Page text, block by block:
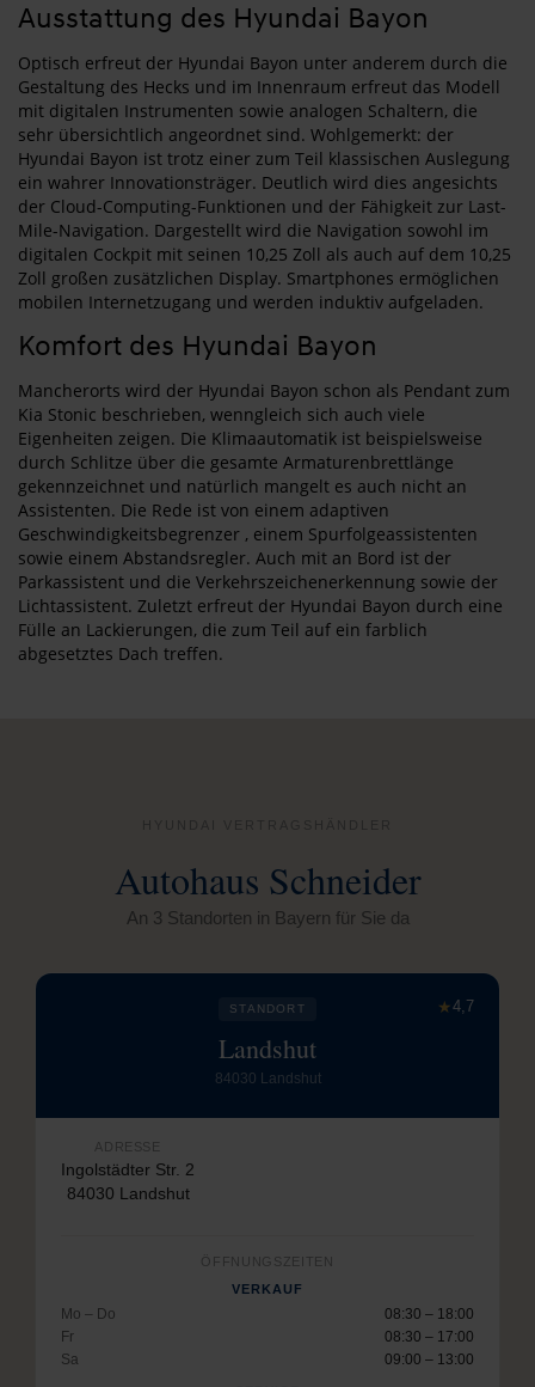
Ausstattung des Hyundai Bayon
Optisch erfreut der Hyundai Bayon unter anderem durch die
Gestaltung des Hecks und im Innenraum erfreut das Modell
mit digitalen Instrumenten sowie analogen Schaltern, die
sehr übersichtlich angeordnet sind. Wohlgemerkt: der
Hyundai Bayon ist trotz einer zum Teil klassischen Auslegung
ein wahrer Innovationsträger. Deutlich wird dies angesichts
der Cloud-Computing-Funktionen und der Fähigkeit zur Last-
Mile-Navigation. Dargestellt wird die Navigation sowohl im
digitalen Cockpit mit seinen 10,25 Zoll als auch auf dem 10,25
Zoll großen zusätzlichen Display. Smartphones ermöglichen
mobilen Internetzugang und werden induktiv aufgeladen.
Komfort des Hyundai Bayon
Mancherorts wird der Hyundai Bayon schon als Pendant zum
Kia Stonic beschrieben, wenngleich sich auch viele
Eigenheiten zeigen. Die Klimaautomatik ist beispielsweise
durch Schlitze über die gesamte Armaturenbrettlänge
gekennzeichnet und natürlich mangelt es auch nicht an
Assistenten. Die Rede ist von einem adaptiven
Geschwindigkeitsbegrenzer , einem Spurfolgeassistenten
sowie einem Abstandsregler. Auch mit an Bord ist der
Parkassistent und die Verkehrszeichenerkennung sowie der
Lichtassistent. Zuletzt erfreut der Hyundai Bayon durch eine
Fülle an Lackierungen, die zum Teil auf ein farblich
abgesetztes Dach treffen.
Autohaus Schneider
An 3 Standorten in Bayern für Sie da
★4,7
STANDORT
Landshut
84030 Landshut
ADRESSE
Ingolstädter Str. 2
84030 Landshut
ÖFFNUNGSZEITEN
VERKAUF
Mo – Do
08:30 – 18:00
Fr
08:30 – 17:00
Sa
09:00 – 13:00